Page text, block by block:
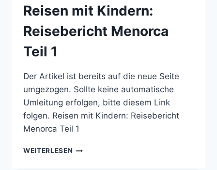
Reisen mit Kindern:
Reisebericht Menorca
Teil 1
Der Artikel ist bereits auf die neue Seite
umgezogen. Sollte keine automatische
Umleitung erfolgen, bitte diesem Link
folgen. Reisen mit Kindern: Reisebericht
Menorca Teil 1
WEITERLESEN REISEN